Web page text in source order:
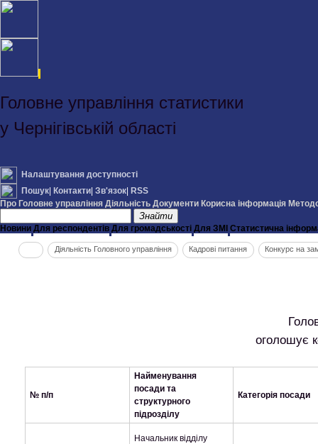
Головне управління статистики
у Чернігівській області
Налаштування доступності
Пошук| Контакти| Зв'язок| RSS
Про Головне управління Діяльність Документи Корисна інформація
Знайти
Новини Для респондентів Для громадськості Для ЗМІ Статистична
Діяльність Головного управління Кадрові питання Конкурс на
оголошує
№ п/п
Найменування
посади та
структурного
підрозділу
Категорія посади
Начальник відділу